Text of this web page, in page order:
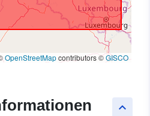
OpenStreetMapcontributors ©GISCO
keyboard_arrow_up